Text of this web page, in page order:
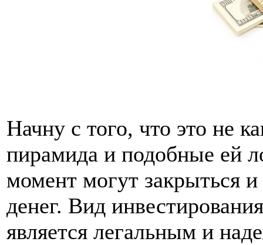
Начну с того, что это не
пирамида и подобные ей
момент могут закрыться и
денег. Вид
является легальным и